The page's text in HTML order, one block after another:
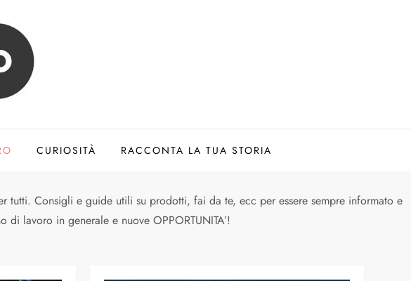
CURIOSITÀ RACCONTA LA TUA STORIA
Consigli e guide utili su prodotti, fai da te, ecc per essere sempre informato e
lavoro in generale e nuove OPPORTUNITA’!